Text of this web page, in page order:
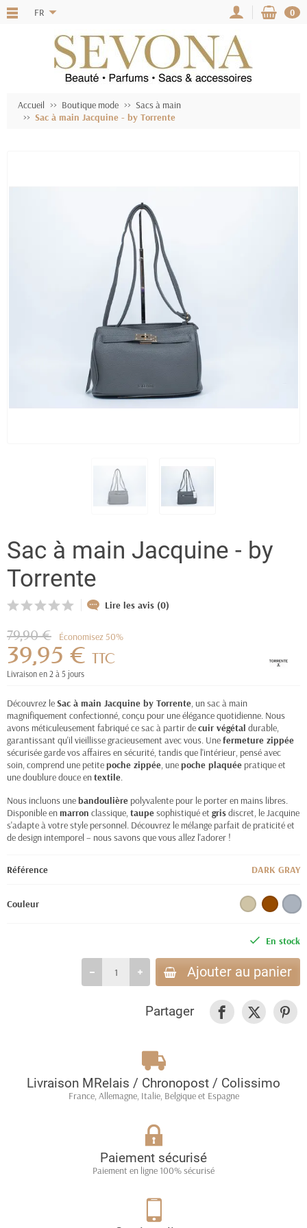
FR 0
Accueil Boutique mode
Sacs à main
Sac à main Jacquine - by Torrente
Sac à main Jacquine - by
Torrente
Lire les avis (0)
79,90 € Économisez 50%
39,95 € TTC
Livraison en 2 à 5 jours
Découvrez leSac à main Jacquine by Torrente, un sac à main
magnifiquement confectionné, conçu pour une élégance quotidienne. Nous
avons méticuleusement fabriqué ce sac à partir decuir végétal durable,
garantissant qu'il vieillisse gracieusement avec vous. Unefermeture zippée
sécurisée garde vos affaires en sécurité, tandis que l'intérieur, pensé avec
soin, comprend une petitepoche zippée, unepoche plaquée pratique et
une doublure douce entextile.
Nous incluons unebandoulière polyvalente pour le porter en mains libres.
Disponible enmarron classique, taupesophistiqué et grisdiscret, le Jacquine
s'adapte à votre style personnel. Découvrez le mélange parfait de praticité et
de design intemporel – nous savons que vous allez l'adorer !
Référence DARK GRAY
Couleur
En stock
Ajouter au panier
Partager
Livraison MRelais / Chronopost / Colissimo
France, Allemagne, Italie, Belgique et Espagne
Paiement sécurisé
Paiement en ligne 100% sécurisé